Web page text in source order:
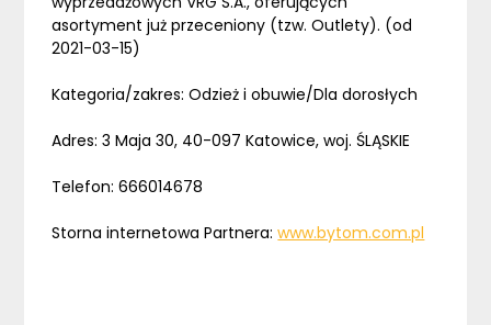
asortyment już przeceniony (tzw. Outlety). (od
2021-03-15)
Kategoria/zakres: Odzież i obuwie/Dla dorosłych
Adres: 3 Maja 30, 40-097 Katowice, woj. ŚLĄSKIE
Telefon: 666014678
Storna internetowa Partnera:www.bytom.com.pl